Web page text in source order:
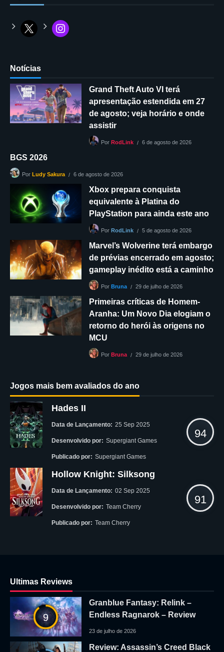
Notícias
Grand Theft Auto VI terá
apresentação estendida em 27
de agosto; veja horário e onde
assistir
Por RodLink 6 de agosto de 2026
BGS 2026
Por Ludy Sakura 6 de agosto de 2026
Xbox prepara conquista
equivalente à Platina do
PlayStation para ainda este ano
Por RodLink 5 de agosto de 2026
Marvel’s Wolverine terá embargo
de prévias encerrado em agosto;
gameplay inédito está a caminho
Por Bruna 29 de julho de 2026
Primeiras críticas de Homem-
Aranha: Um Novo Dia elogiam o
retorno do herói às origens no
MCU
Por Bruna 29 de julho de 2026
Jogos mais bem avaliados do ano
Hades II
Data de Lançamento: 25 Sep 2025
Desenvolvido por: Supergiant Games
Publicado por: Supergiant Games
94
Hollow Knight: Silksong
Data de Lançamento: 02 Sep 2025
Desenvolvido por: Team Cherry
Publicado por: Team Cherry
91
Ultimas Reviews
9
Granblue Fantasy: Relink –
Endless Ragnarok – Review
23 de julho de 2026
Review: Assassin’s Creed Black